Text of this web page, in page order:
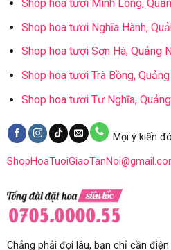
Shop hoa tươi Minh Long,
Shop hoa tươi Nghĩa Hành,
Shop hoa tươi Sơn Hà, Quảng
Shop hoa tươi Trà Bồng,
Shop hoa tươi Tư Nghĩa,
Mọi ý kiến
Chẳng phải đợi lâu, bạn chỉ cần